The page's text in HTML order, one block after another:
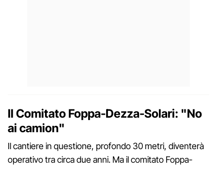
Il Comitato Foppa-Dezza-Solari: "No
ai camion"
Il cantiere in questione, profondo 30 metri, diventerà
operativo tra circa due anni. Ma il comitato Foppa-